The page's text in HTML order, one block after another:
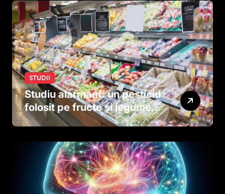
STUDII
Studiu alarmant: un pesticid
folosit pe fructe și legume
ar putea afecta dezvoltarea
dinainte de naștere